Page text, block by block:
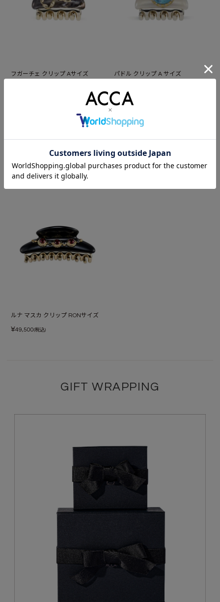
フガーチェ クリップ Aサイズ パドル クリップ A サイズ
あなたが最近見たアイテム
ルナ マスカ クリップ RONサイズ
¥49,500(税込)
GIFT WRAPPING